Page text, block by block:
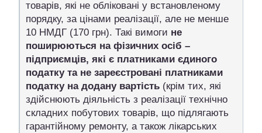
товарів, які не обліковані у встановленому
порядку, за цінами реалізації, але не менше
10 НМДГ (170 грн). Такі вимоги не
поширюються на фізичних осіб –
підприємців, які є платниками єдиного
податку та не зареєстровані платниками
податку на додану вартість (крім тих, які
здійснюють діяльність з реалізації технічно
складних побутових товарів, що підлягають
гарантійному ремонту, а також лікарських